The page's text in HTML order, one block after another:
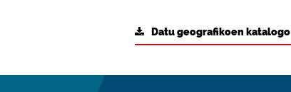
Datu geografikoen katalogo